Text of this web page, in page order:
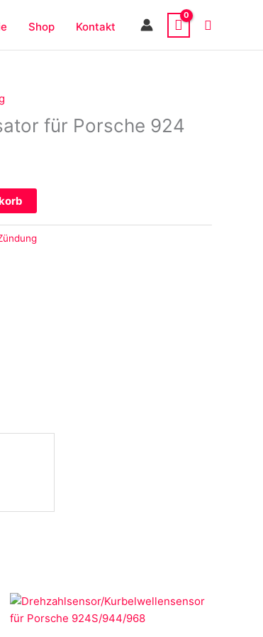
Shop Kontakt
für Porsche 924